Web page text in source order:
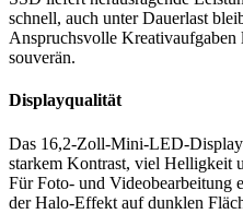
schnell, auch unter Dauerlast
Anspruchsvolle Kreativaufgaben
souverän.
Displayqualität
Das 16,2-Zoll-Mini-LED-Display
starkem Kontrast, viel Helligkeit
Für Foto- und Videobearbeitung
der Halo-Effekt auf dunklen